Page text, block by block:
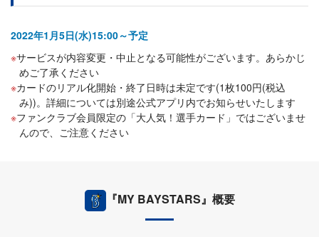
2022年1月5日(水)15:00～予定
サービスが内容変更・中止となる可能性がございます。あらかじ
めご了承ください
カードのリアル化開始・終了日時は未定です(1枚100円(税込
み))。詳細については別途公式アプリ内でお知らせいたします
ファンクラブ会員限定の「大人気！選手カード」ではございませ
んので、ご注意ください
『MY BAYSTARS』概要